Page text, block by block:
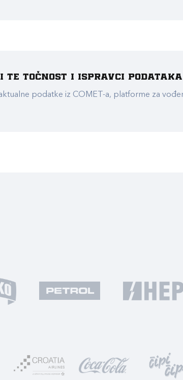
točnost i ispravci podataka
podatke iz COMET-a, platforme za